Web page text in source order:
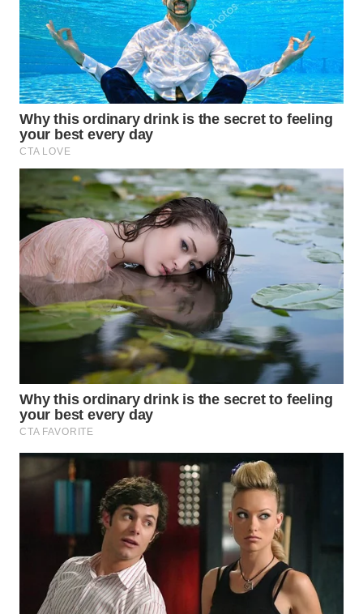
CO ID
WAHANANEWS
NET
WAHANA
SPORT
WAHANA
UMKM
WAHANA
SELEB
WAHANA
PERSONA
WAHANA
HEALTH
WAHANA
WAHANA
Wahana